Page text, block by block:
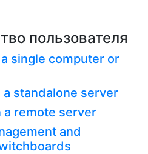
пользователя
single computer or
standalone server
a remote server
and